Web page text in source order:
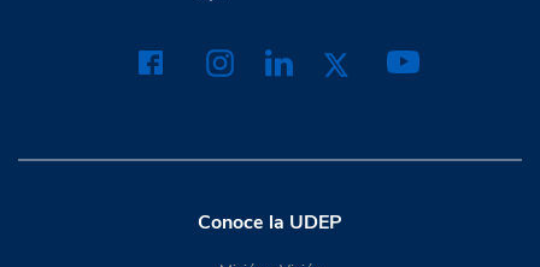
Conoce la UDEP